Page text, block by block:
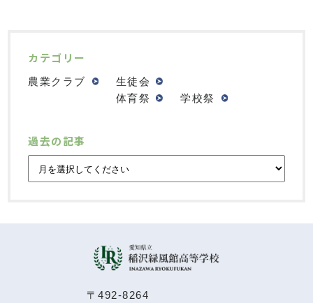
カテゴリー
農業クラブ
生徒会
体育祭
学校祭
過去の記事
〒492-8264